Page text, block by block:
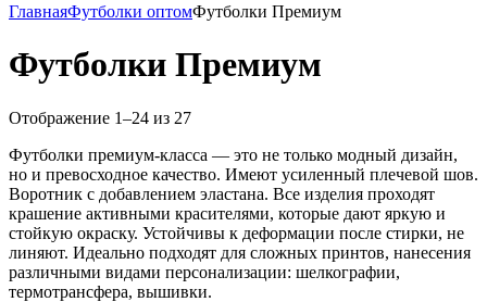
ГлавнаяФутболки оптомФутболки Премиум
Футболки Премиум
Отображение 1–24 из 27
Футболки премиум-класса — это не только модный дизайн,
но и превосходное качество. Имеют усиленный плечевой шов.
Воротник с добавлением эластана. Все изделия проходят
крашение активными красителями, которые дают яркую и
стойкую окраску. Устойчивы к деформации после стирки, не
линяют. Идеально подходят для сложных принтов, нанесения
различными видами персонализации: шелкографии,
термотрансфера, вышивки.